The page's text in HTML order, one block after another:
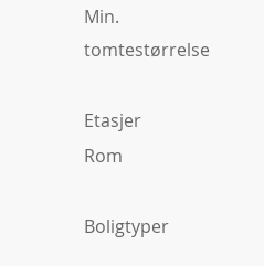
Min.
tomtestørrelse
Etasjer
Rom
Boligtyper